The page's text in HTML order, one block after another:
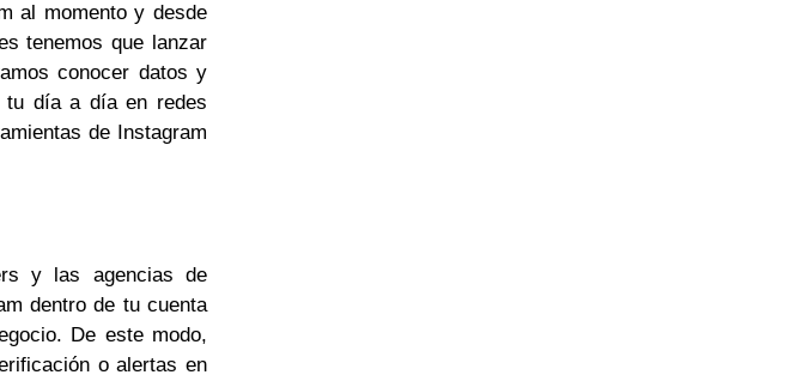
al momento y desde
tenemos que lanzar
conocer datos y
tu día a día en redes
de Instagram
y las agencias de
dentro de tu cuenta
De este modo,
o alertas en